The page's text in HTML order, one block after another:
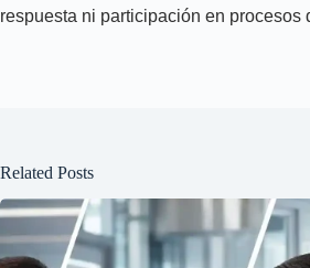
respuesta ni participación en procesos
Related Posts